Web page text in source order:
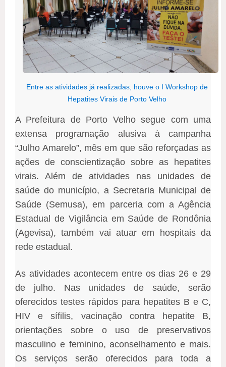
Entre as atividades já realizadas, houve o I Workshop de
Hepatites Virais de Porto Velho
A Prefeitura de Porto Velho segue com uma
extensa programação alusiva à campanha
“Julho Amarelo”, mês em que são reforçadas as
ações de conscientização sobre as hepatites
virais. Além de atividades nas unidades de
saúde do município, a Secretaria Municipal de
Saúde (Semusa), em parceria com a Agência
Estadual de Vigilância em Saúde de Rondônia
(Agevisa), também vai atuar em hospitais da
rede estadual.
As atividades acontecem entre os dias 26 e 29
de julho. Nas unidades de saúde, serão
oferecidos testes rápidos para hepatites B e C,
HIV e sífilis, vacinação contra hepatite B,
orientações sobre o uso de preservativos
masculino e feminino, aconselhamento e mais.
Os serviços serão oferecidos para toda a